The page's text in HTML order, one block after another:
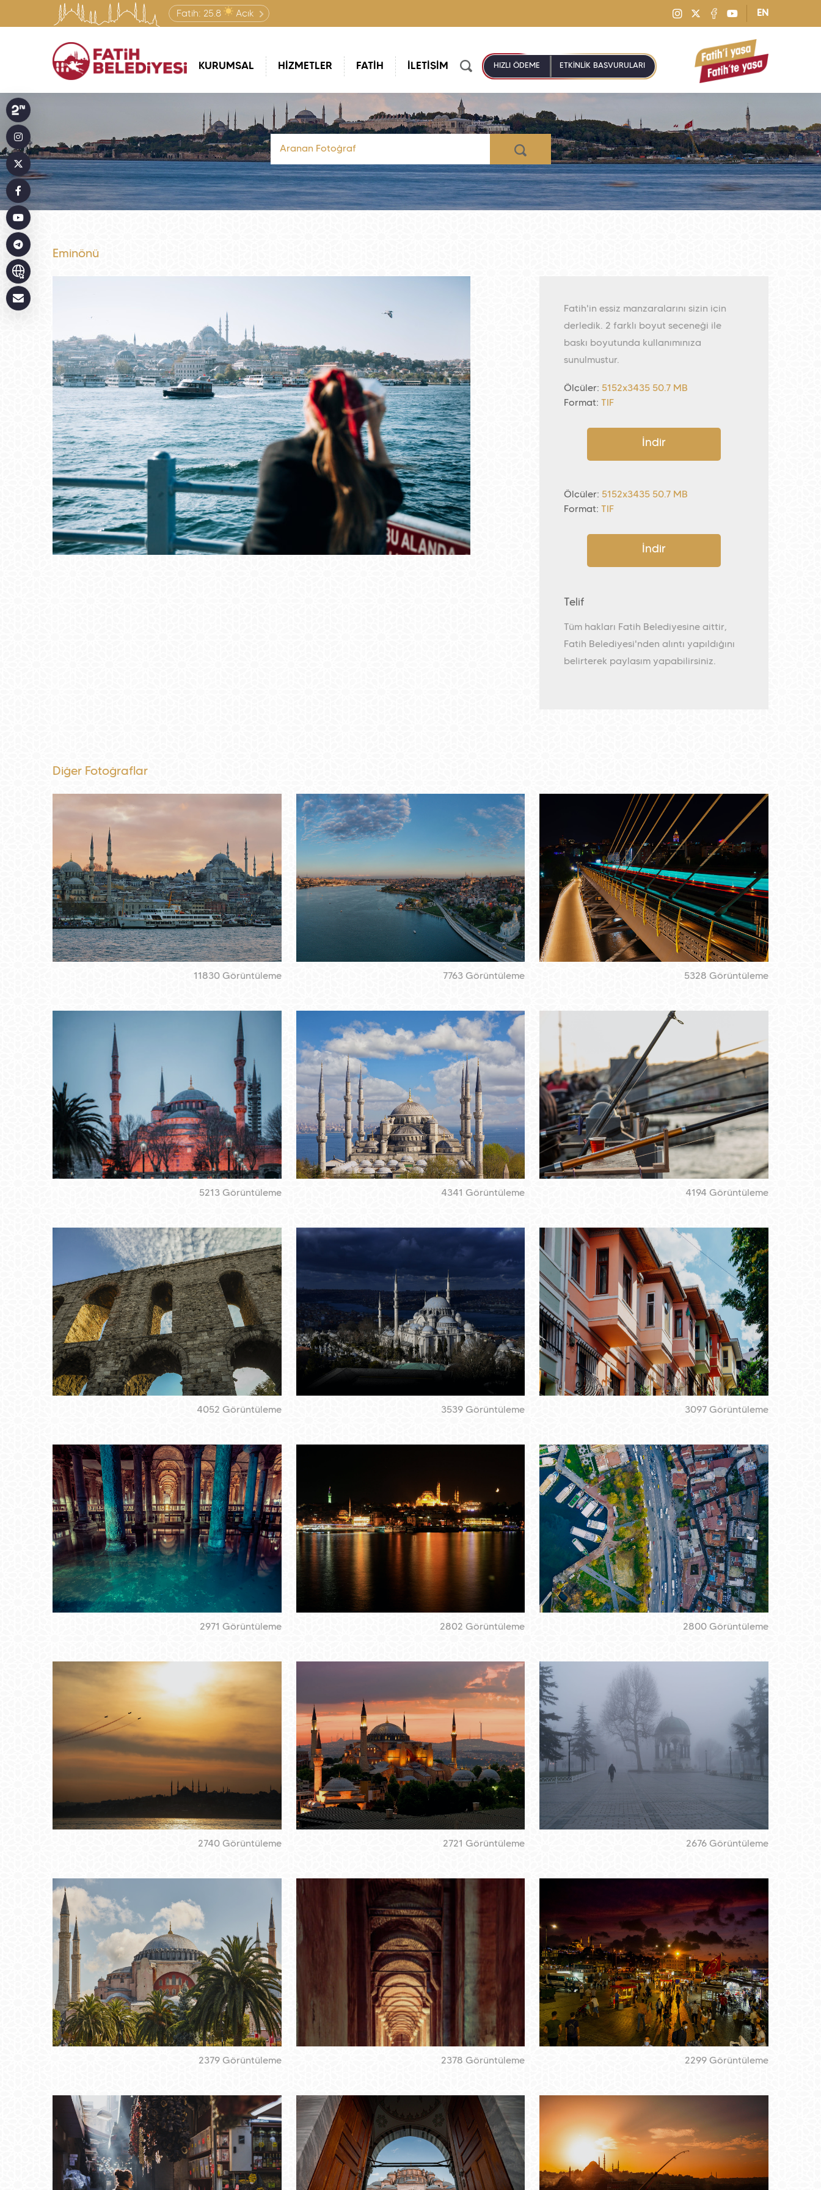
Fatih: 25.8 Açık EN
KURUMSAL HİZMETLER FATİH İLETİŞİM HIZLI ÖDEME ETKİNLİK BAŞVURULARI
Eminönü
Fatih'in eşsiz manzaralarını sizin için
derledik. 2 farklı boyut seçeneği ile
baskı boyutunda kullanımınıza
sunulmuştur.
Ölçüler: 5152x3435 50.7 MB
Format:
TIF
İndir
Ölçüler: 5152x3435 50.7 MB
Format:
TIF
İndir
Telif
Tüm hakları Fatih Belediyesine aittir,
Fatih Belediyesi'nden alıntı yapıldığını
belirterek paylaşım yapabilirsiniz.
Diğer Fotoğraflar
11830 Görüntüleme 7763 Görüntüleme 5328 Görüntüleme
5213 Görüntüleme 4341 Görüntüleme 4194 Görüntüleme
4052 Görüntüleme 3539 Görüntüleme 3097 Görüntüleme
2971 Görüntüleme 2802 Görüntüleme 2800 Görüntüleme
2740 Görüntüleme 2721 Görüntüleme 2676 Görüntüleme
2379 Görüntüleme 2378 Görüntüleme 2299 Görüntüleme